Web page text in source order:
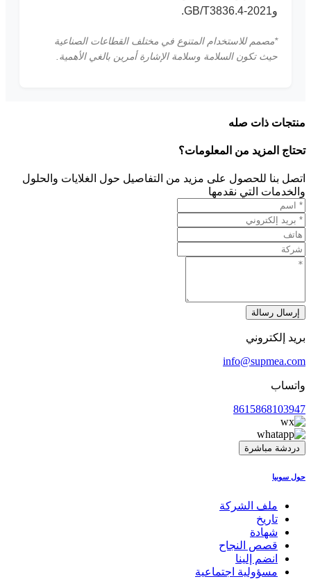
وGB/T3836.4-2021.
*مصمم للاستخدام المتنوع في مختلف القطاعات الصناعية
حيث تكون السلامة وسلامة الإشارة أمرين بالغي الأهمية.
منتجات ذات صله
تحتاج المزيد من المعلومات؟
اتصل بنا للحصول على مزيد من التفاصيل حول الغلايات والحلول
والخدمات التي نقدمها
إرسال رسالة
بريد إلكتروني
info@supmea.com
واتساب
8615868103947
دردشة مباشرة
حول سوبيا
ملف الشركة
تاريخ
شهادة
قصص النجاح
انضم إلينا
مسؤولية اجتماعية